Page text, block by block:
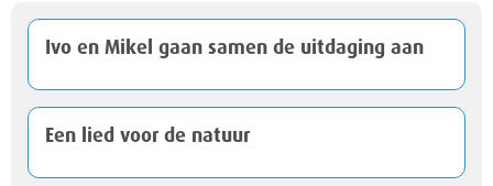
Ivo en Mikel gaan samen de uitdaging aan
Een lied voor de natuur